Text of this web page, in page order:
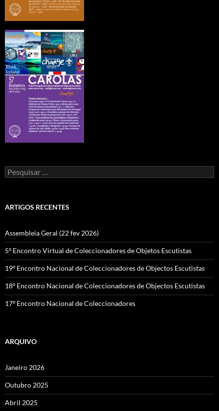
Pesquisar
por:
ARTIGOS RECENTES
Assembleia Geral (22 fev 2026)
5º Encontro Virtual de Coleccionadores de Objetos Escutistas
19º Encontro Nacional de Coleccionadores de Objectos Escutistas
18º Encontro Nacional de Coleccionadores de Objectos Escutistas
17º Encontro Nacional de Coleccionadores
ARQUIVO
Janeiro 2026
Outubro 2025
Abril 2025